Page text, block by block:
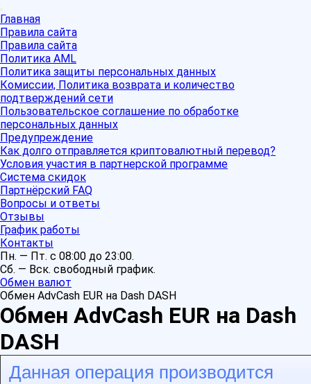
Главная
Правила сайта
Правила сайта
Политика AML
Политика защиты персональных данных
Комиссии, Политика возврата и количество
подтверждений сети
Пользовательское соглашение по обработке
персональных данных
Предупреждение
Как долго отправляется криптовалютный перевод?
Условия участия в партнерской программе
Система скидок
Партнёрский FAQ
Вопросы и ответы
Отзывы
График работы
Контакты
Пн. — Пт. с 08:00 до 23:00.
Сб. — Вск. свободный график.
Обмен валют
Обмен AdvCash EUR на Dash DASH
Обмен AdvCash EUR на Dash
DASH
Данная операция производится